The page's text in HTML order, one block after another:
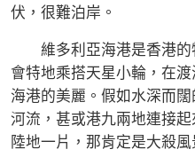
伏，很難泊岸。
維多利亞海港是香港的
會特地乘搭天星小輪，在
海港的美麗。假如水深而
河流，甚或港九兩地連接
陸地一片，那肯定是大殺風